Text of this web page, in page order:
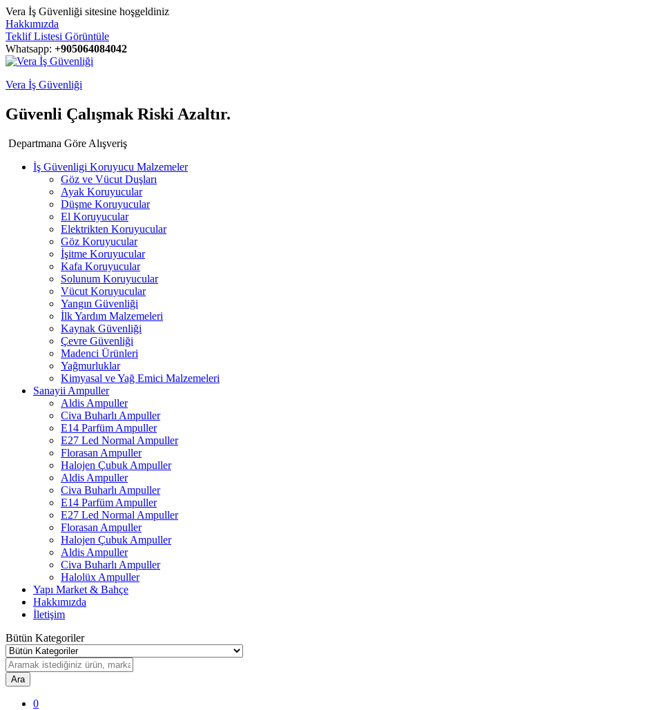
Vera İş Güvenliği sitesine hoşgeldiniz
Hakkımızda
Teklif Listesi Görüntüle
Whatsapp: +905064084042
Vera İş Güvenliği
Güvenli Çalışmak Riski Azaltır.
Departmana Göre Alışveriş
İş Güvenligi Koruyucu Malzemeler
Göz ve Vücut Duşları
Ayak Koruyucular
Düşme Koruyucular
El Koruyucular
Elektrikten Koruyucular
Göz Koruyucular
İşitme Koruyucular
Kafa Koruyucular
Solunum Koruyucular
Vücut Koruyucular
Yangın Güvenliği
İlk Yardım Malzemeleri
Kaynak Güvenliği
Çevre Güvenliği
Madenci Ürünleri
Yağmurluklar
Kimyasal ve Yağ Emici Malzemeleri
Sanayii Ampuller
Aldis Ampuller
Civa Buharlı Ampuller
E14 Parfüm Ampuller
E27 Led Normal Ampuller
Florasan Ampuller
Halojen Çubuk Ampuller
Aldis Ampuller
Civa Buharlı Ampuller
E14 Parfüm Ampuller
E27 Led Normal Ampuller
Florasan Ampuller
Halojen Çubuk Ampuller
Aldis Ampuller
Civa Buharlı Ampuller
Halolüx Ampuller
Yapı Market & Bahçe
Hakkımızda
İletişim
Bütün Kategoriler
Ara
0